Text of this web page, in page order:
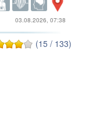
03.08.2026, 07:38
(15 / 133)